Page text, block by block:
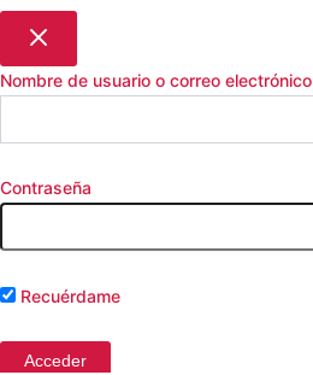
Nombre de usuario o correo electrónico
Contraseña
Recuérdame